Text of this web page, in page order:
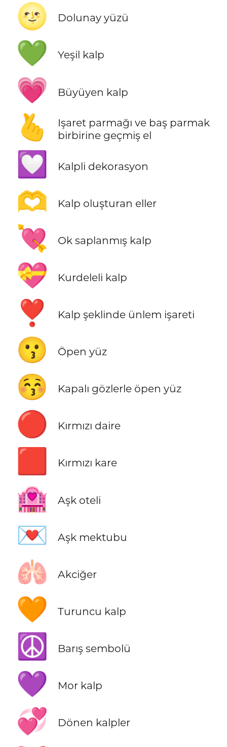
🌝 Dolunay yüzü
💚 Yeşil kalp
💗 Büyüyen kalp
🫰
Işaret parmağı ve baş parmak
birbirine geçmiş el
💟 Kalpli dekorasyon
🫶 Kalp oluşturan eller
💘 Ok saplanmış kalp
💝 Kurdeleli kalp
❣️ Kalp şeklinde ünlem işareti
😗 Öpen yüz
😚 Kapalı gözlerle öpen yüz
🔴 Kırmızı daire
🟥 Kırmızı kare
🏩 Aşk oteli
💌 Aşk mektubu
🫁 Akciğer
🧡 Turuncu kalp
☮️ Barış sembolü
💜 Mor kalp
💞 Dönen kalpler